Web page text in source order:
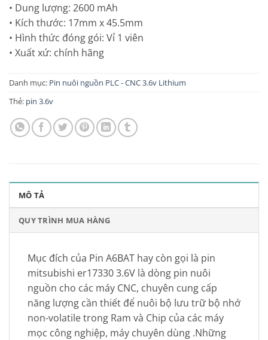
• Dung lượng: 2600 mAh
• Kích thước: 17mm x 45.5mm
• Hình thức đóng gói: Vỉ 1 viên
• Xuất xứ: chính hãng
Danh mục: Pin nuôi nguồn PLC - CNC 3.6v Lithium
Thẻ: pin 3.6v
MÔ TẢ
QUY TRÌNH MUA HÀNG
Mục đích của Pin A6BAT hay còn gọi là pin
mitsubishi er17330 3.6V là dòng pin nuôi
nguồn cho các máy CNC, chuyên cung cấp
năng lượng cần thiết để nuôi bộ lưu trữ bộ nhớ
non-volatile trong Ram và Chip của các máy
mọc công nghiệp, máy chuyên dùng .Những